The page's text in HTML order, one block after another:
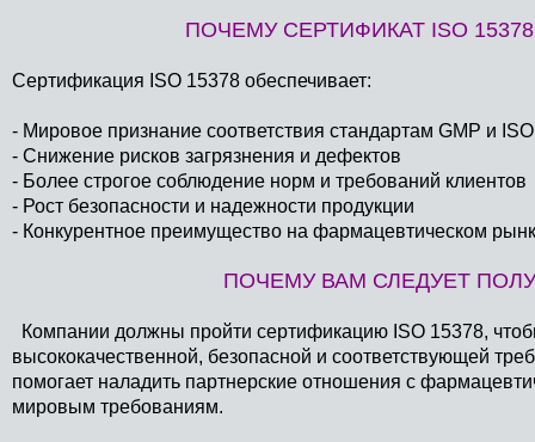
ПОЧЕМУ СЕРТИФИКАТ ISO
Сертификация ISO 15378 обеспечивает:
- Мировое признание соответствия стандартам GMP и
- Снижение рисков загрязнения и дефектов
- Более строгое соблюдение норм и требований клиентов
- Рост безопасности и надежности продукции
- Конкурентное преимущество на фармацевтическом
ПОЧЕМУ ВАМ СЛЕДУЕТ
Компании должны пройти сертификацию ISO 15378,
высококачественной, безопасной и соответствующей
помогает наладить партнерские отношения с
мировым требованиям.